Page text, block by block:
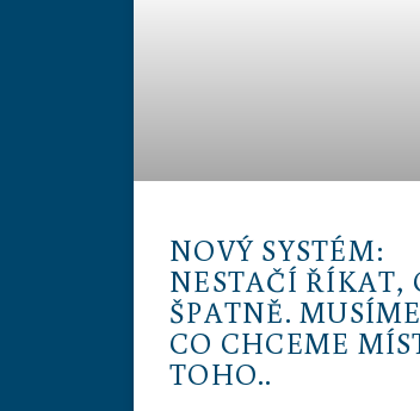
NOVÝ SYSTÉM:
NESTAČÍ ŘÍKAT,
ŠPATNĚ.
CO CHCEME
TOHO..